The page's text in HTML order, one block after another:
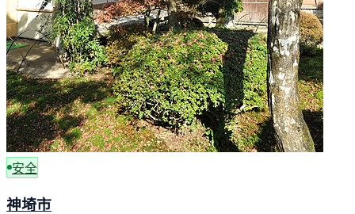
安全
神埼市